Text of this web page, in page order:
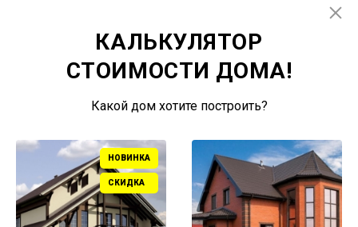
АДРЕС
г. Казань, ул. Аделя Кутуя 181,
офис 112
КАЛЬКУЛЯТОР
СТОИМОСТИ ДОМА!
Какой дом хотите построить?
НОВИНКА
СКИДКА